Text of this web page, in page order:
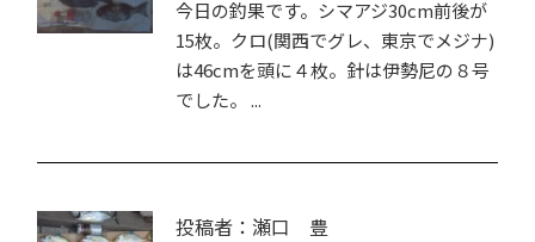
今日の釣果です。シマアジ30cm前後が
15枚。クロ(関西でグレ、東京でメジナ)
は46cmを頭に４枚。針は伊勢尼の８号
でした。 ...
投稿者：瀬口 豊